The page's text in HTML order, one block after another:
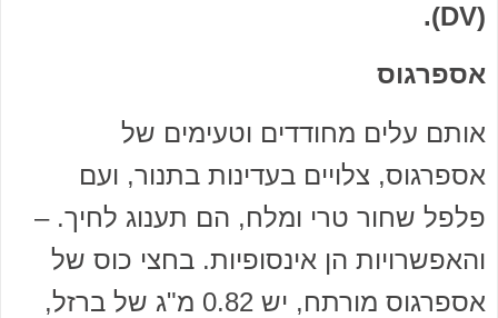
(DV).
אספרגוס
אותם עלים מחודדים וטעימים של
אספרגוס, צלויים בעדינות בתנור, ועם
פלפל שחור טרי ומלח, הם תענוג לחיך. –
והאפשרויות הן אינסופיות. בחצי כוס של
אספרגוס מורתח, יש 0.82 מ"ג של ברזל,